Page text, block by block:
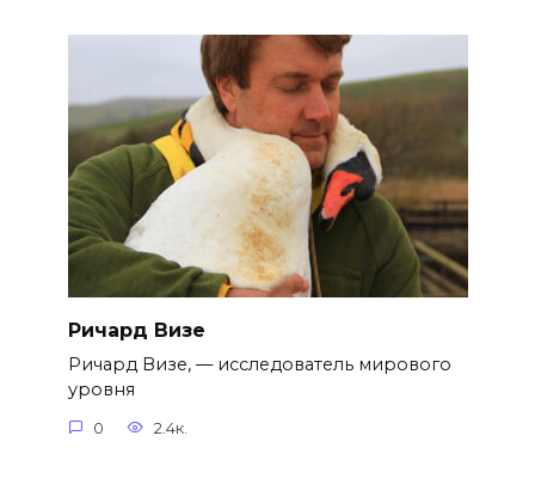
Ричард Визе
Ричард Визе, — исследователь мирового
уровня
0 2.4к.